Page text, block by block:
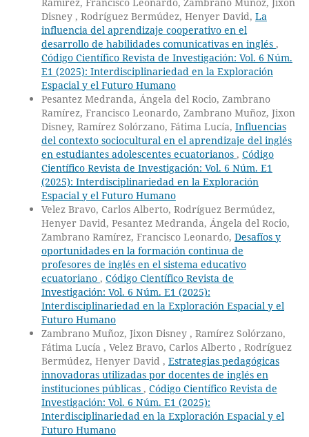
Disney , Rodríguez Bermúdez, Henyer David, La
influencia del aprendizaje cooperativo en el
desarrollo de habilidades comunicativas en inglés ,
Código Científico Revista de Investigación: Vol. 6 Núm.
E1 (2025): Interdisciplinariedad en la Exploración
Espacial y el Futuro Humano
Pesantez Medranda, Ángela del Rocio, Zambrano
Ramírez, Francisco Leonardo, Zambrano Muñoz, Jixon
Disney, Ramírez Solórzano, Fátima Lucía, ⁠Influencias
del contexto sociocultural en el aprendizaje del inglés
en estudiantes adolescentes ecuatorianos , Código
Científico Revista de Investigación: Vol. 6 Núm. E1
(2025): Interdisciplinariedad en la Exploración
Espacial y el Futuro Humano
Velez Bravo, Carlos Alberto, Rodríguez Bermúdez,
Henyer David, Pesantez Medranda, Ángela del Rocio,
Zambrano Ramírez, Francisco Leonardo, Desafíos y
oportunidades en la formación continua de
profesores de inglés en el sistema educativo
ecuatoriano , Código Científico Revista de
Investigación: Vol. 6 Núm. E1 (2025):
Interdisciplinariedad en la Exploración Espacial y el
Futuro Humano
Zambrano Muñoz, Jixon Disney , Ramírez Solórzano,
Fátima Lucía , Velez Bravo, Carlos Alberto , Rodríguez
Bermúdez, Henyer David , Estrategias pedagógicas
innovadoras utilizadas por docentes de inglés en
instituciones públicas , Código Científico Revista de
Investigación: Vol. 6 Núm. E1 (2025):
Interdisciplinariedad en la Exploración Espacial y el
Futuro Humano